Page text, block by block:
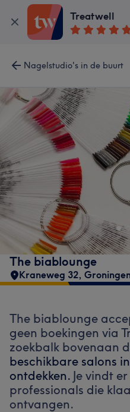
Treatwell
Nagelstudio's in de buurt
The biablounge
Kraneweg 32,
The biablounge
geen boekingen via
zoekbalk bovenaan
beschikbare salons
ontdekken. Je vindt
professionals die
ontvangen.